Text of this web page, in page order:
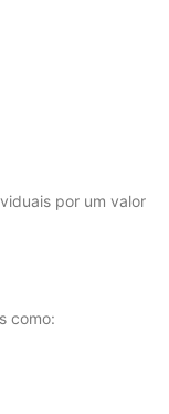
por um valor
como: